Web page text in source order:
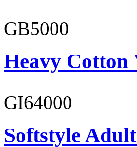
GB5000
Heavy Cotton
GI64000
Softstyle